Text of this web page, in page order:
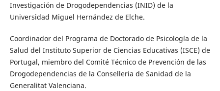
Investigación de Drogodependencias (INID) de la
Universidad Miguel Hernández de Elche.
Coordinador del Programa de Doctorado de Psicología de la
Salud del Instituto Superior de Ciencias Educativas (ISCE) de
Portugal, miembro del Comité Técnico de Prevención de las
Drogodependencias de la Conselleria de Sanidad de la
Generalitat Valenciana.